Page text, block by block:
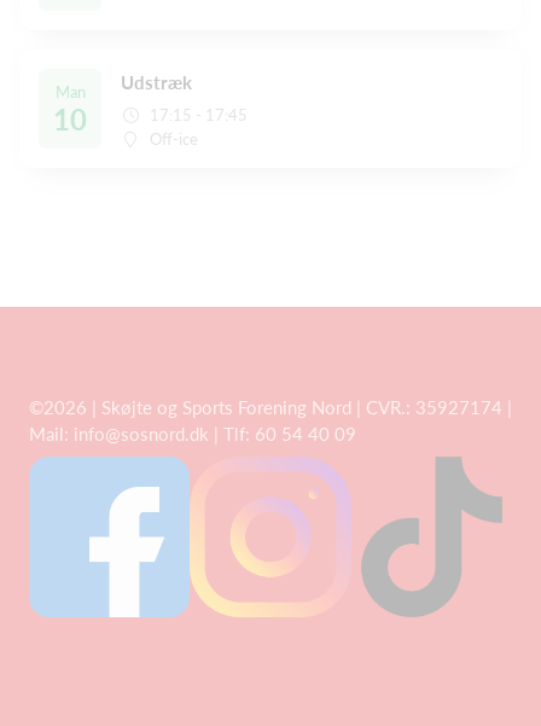
Man
10
Udstræk
17:15 - 17:45
Off-ice
©2026 | Skøjte og Sports Forening Nord | CVR.: 35927174 |
Mail: info@sosnord.dk | Tlf: 60 54 40 09